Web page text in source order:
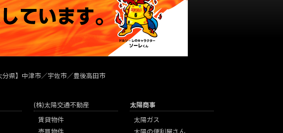
県】中津市／宇佐市／豊後高田市
(株)太陽交通不動産
賃貸物件
売買物件
太陽商事
太陽ガス
太陽の便利屋さん